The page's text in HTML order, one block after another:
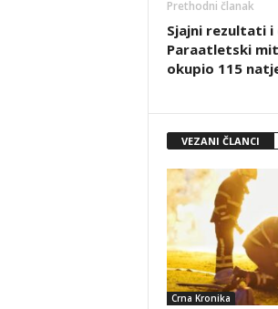
Prethodni članak
Sjajni rezultati
Paraatletski
okupio 115
VEZANI ČLANCI
Crna Kronika